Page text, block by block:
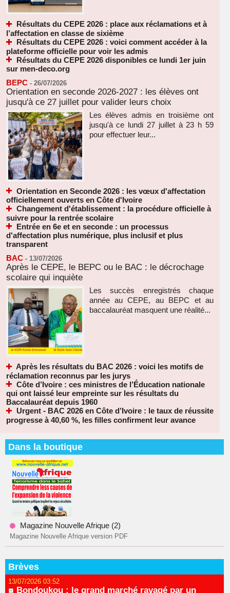
Résultats du CEPE 2026 : place aux réclamations et à
l’affectation en classe de sixième
Résultats du CEPE 2026 : voici comment accéder à la
plateforme officielle pour voir les admis
Résultats du CEPE 2026 disponibles ce lundi 1er juin
sur men-deco.org
BEPC - 26/07/2026
Orientation en seconde 2026-2027 : les élèves ont
jusqu'à ce 27 juillet pour valider leurs choix
Les élèves admis en troisième ont
jusqu'à ce lundi 27 juillet à 23 h 59
pour effectuer leur...
Orientation en Seconde 2026 : les vœux d'affectation
officiellement ouverts en Côte d'Ivoire
Changement d'établissement : la procédure officielle à
suivre pour la rentrée scolaire
Entrée en 6e et en seconde : un processus
d'affectation plus numérique, plus inclusif et plus
transparent
BAC - 13/07/2026
Après le CEPE, le BEPC ou le BAC : le décrochage
scolaire qui inquiète
Les succès enregistrés chaque
année au CEPE, au BEPC et au
baccalauréat masquent une réalité...
Après les résultats du BAC 2026 : voici les motifs de
réclamation reconnus par les jurys
Côte d’Ivoire : ces ministres de l’Éducation nationale
qui ont laissé leur empreinte sur les résultats du
Baccalauréat depuis 1960
Urgent - BAC 2026 en Côte d’Ivoire : le taux de réussite
progresse à 40,60 %, les filles confirment leur avance
Dans la boutique
Magazine Nouvelle Afrique (2)
Magazine Nouvelle Afrique version PDF
Brèves
13/07/2026 03:52
Bondoukou : le grand marché ravagé par un